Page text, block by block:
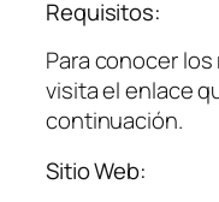
Requisitos:
Para conocer
visita el enlace
continuación.
Sitio Web: